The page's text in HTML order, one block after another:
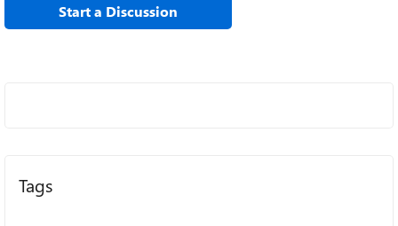
Partner Learning Morning e preparati a cogliere nuove
opportunità nel mondo dell'IT!
Start a Discussion
Tags